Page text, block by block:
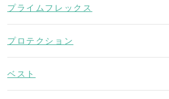
プライムフレックス
プロテクション
ベスト